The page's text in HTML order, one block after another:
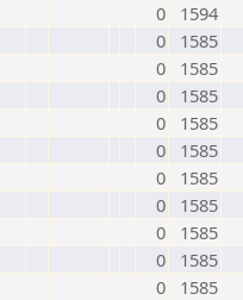
0
1594
0
1585
0
1585
0
1585
0
1585
0
1585
0
1585
0
1585
0
1585
0
1585
0
1585